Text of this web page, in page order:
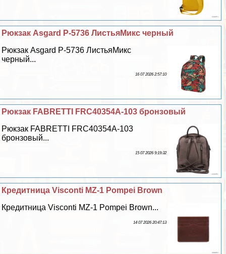
Рюкзак Asgard Р-5736 ЛистьяМикс черный
Рюкзак Asgard Р-5736 ЛистьяМикс
черный...
16 07 2026 2:57:10
Рюкзак FABRETTI FRC40354A-103 бронзовый
Рюкзак FABRETTI FRC40354A-103
бронзовый...
15 07 2026 9:19:32
Кредитница Visconti MZ-1 Pompei Brown
Кредитница Visconti MZ-1 Pompei Brown...
14 07 2026 20:47:13